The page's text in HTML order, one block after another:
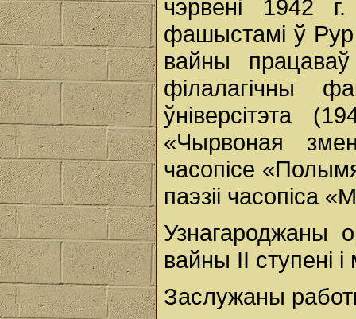
чэрвені 1942
фашыстамі ў
вайны
філалагічны
ўніверсітэта
«Чырвоная
часопісе
паэзіі
Узнагароджаны
вайны II ступені
Заслужаны